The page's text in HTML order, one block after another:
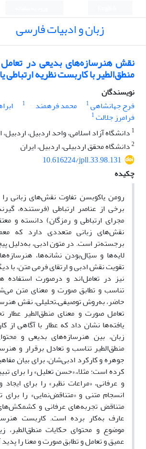
زبان و ادبیات فارسی
نقش هنرسازه‌های بدیعی در
منطق‌الطیر با کاربست نظریه ارتباطی
نویسندگان
فرح جهانشاهی1 محمد فرهمند 1
فرامرز جلالت1
1 دانشگاه آزاد اسلامی، واحد اردبیل، اردبیل،
2دانشگاه محقق اردبیلی، اردبیل، ایران
10.616224/jpll.33.98.131
چکیده
رومن یاکوبسن تفاوت نقش‌های زبانی
برخی از عناصر ارتباطی (فرستنده،
مجرای ارتباطی و رمزگان) دانسته و
نقش‌های زبانی متعددی دارد که
برجسته‌تر است. در متون ادبی، به‌دلیل
لایه‌ها و سیّال‌بودن نشانه‌ها، هنرسازه‌ها
تقویت نقش ادبی و ارتقای فرمی متن، با
نیز در تعامل‌اند و درصورت استفاده
تناسب و تطابق صورت و معنای متن
حاضر، به‌روش توصیفی‌ـ‌تحلیلی، نقش
تعامل صورت و معنای منطق‌الطیر
یافته‌ها نشان داد که عطار با آگاهی از
زبان، بین هنرسازه‌های بدیعی و
منطق‌الطیر تناسب و تعادل برقرار و
جوهره و کارکرد ادبی‌شان، برای بیان
‌کرده ‌است؛ مثلا،ً «حسن تعلیل» را برای
و عرفانی، «مراعات نظیر» را برای
انسجام متنی و «متناقض‌نمایی» را
متناقض تجربه‌های عرفانی و
عارف به‌کار برده ‌است. کاربست
موضوع و محتوای حکایات منطق‌الطیر،
عمیق و تعامل و تطابق صورت و معنا را